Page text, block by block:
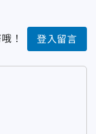
！ 登入留言